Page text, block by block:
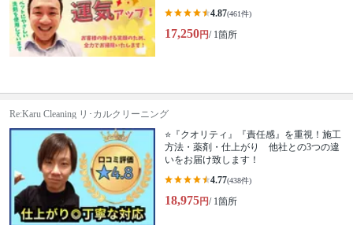
4.87(461件)
17,250円/ 1箇所
Re:Karu Cleaning リ･カルクリーニング
⭐『クオリティ』『責任感』を重視！施工
方法・薬剤・仕上がり 他社との3つの違
いをお届け致します！
4.77(438件)
18,975円/ 1箇所